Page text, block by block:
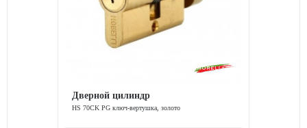
Дверной цилиндр
HS 70CK PG ключ-вертушка, золото